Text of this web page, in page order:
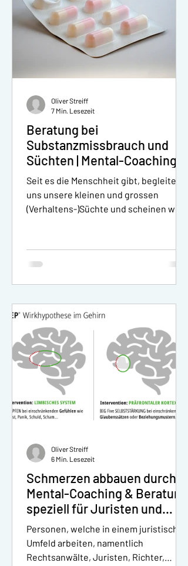
Beratung bei
Substanzmissbrauch und
Süchten | Mental-Coaching
speziell für Juristen und
Anwälte
Seit es die Menschheit gibt, begleiten
uns unsere kleinen und grossen
(Verhaltens-)Süchte und scheinen wie
Oliver Streiff
7 Min. Lesezeit
Schmerzen abbauen durch
Mental-Coaching & Beratung
speziell für Juristen und
Anwälte
Personen, welche in einem juristischen
Umfeld arbeiten, namentlich
Rechtsanwälte, Juristen, Richter,
Oliver Streiff
6 Min. Lesezeit